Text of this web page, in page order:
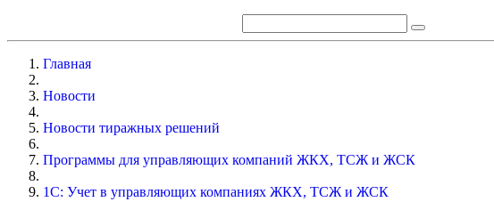
Главная
Новости
Новости тиражных решений
Программы для управляющих компаний ЖКХ, ТСЖ и ЖСК
1С: Учет в управляющих компаниях ЖКХ, ТСЖ и ЖСК